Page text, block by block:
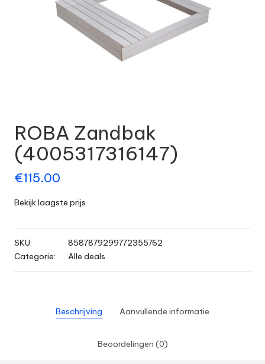
ROBA Zandbak
(4005317316147)
€115.00
Bekijk laagste prijs
SKU:
8587879299772355762
Categorie:
Alle deals
Beschrijving Aanvullende informatie
Beoordelingen (0)